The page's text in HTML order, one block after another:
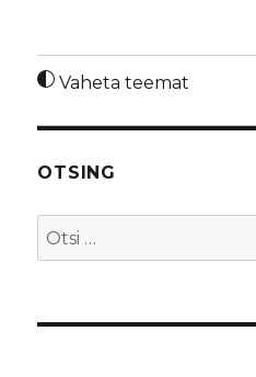
Vaheta teemat
OTSING
Otsi: